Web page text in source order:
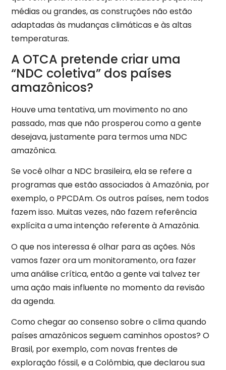
médias ou grandes, as construções não estão
adaptadas às mudanças climáticas e às altas
temperaturas.
A OTCA pretende criar uma
“NDC coletiva” dos países
amazônicos?
Houve uma tentativa, um movimento no ano
passado, mas que não prosperou como a gente
desejava, justamente para termos uma NDC
amazônica.
Se você olhar a NDC brasileira, ela se refere a
programas que estão associados à Amazônia, por
exemplo, o PPCDAm. Os outros países, nem todos
fazem isso. Muitas vezes, não fazem referência
explícita a uma intenção referente à Amazônia.
O que nos interessa é olhar para as ações. Nós
vamos fazer ora um monitoramento, ora fazer
uma análise crítica, então a gente vai talvez ter
uma ação mais influente no momento da revisão
da agenda.
Como chegar ao consenso sobre o clima quando
países amazônicos seguem caminhos opostos? O
Brasil, por exemplo, com novas frentes de
exploração fóssil, e a Colômbia, que declarou sua